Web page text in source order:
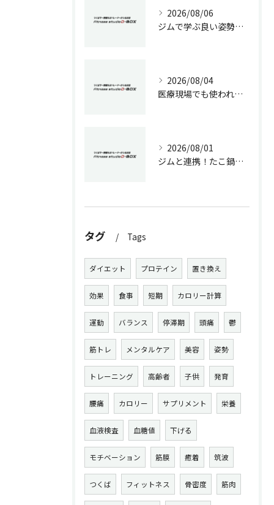
2026/08/06
ジムで学ぶ良い姿勢の作り方
2026/08/04
医療現場でも使われる加圧トレーニングの効果と専門的ダイエット戦略
2026/08/01
ジムと連携！たこ鍋で健康的に痩せる方法
タグ Tags
ダイエット プロテイン 置き換え
効果 食事 短期 カロリー計算
運動 バランス 停滞期 頭痛 鬱
筋トレ メンタルケア 美容 姿勢
トレーニング 高齢者 子供 発育
腰痛 カロリー サプリメント 栄養
血液検査 血糖値 下げる
モチベーション 筋膜 癒着 筑波
つくば フィットネス 骨密度 筋肉